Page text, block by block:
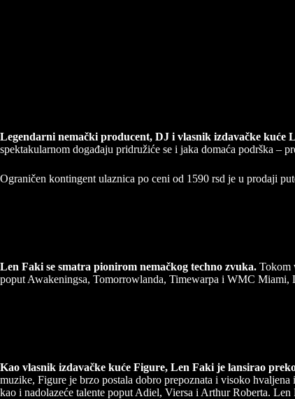
Legendarni nemački producent, DJ i vlasnik izdavačke kuće
spektakularnom događaju pridružiće se i jaka domaća podrška –
Ograničen kontingent ulaznica po ceni od 1590 rsd je u prodaji
Len Faki se smatra pionirom nemačkog techno zvuka. Tokom
poput Awakeningsa, Tomorrowlanda, Timewarpa i WMC Miami,
Kao vlasnik izdavačke kuće Figure, Len Faki je lansirao
muzike, Figure je brzo postala dobro prepoznata i visoko
kao i nadolazeće talente poput Adiel, Viersa i Arthur Roberta.